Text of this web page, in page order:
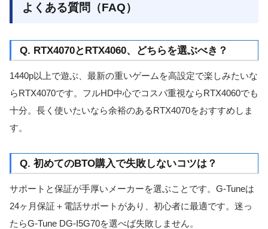
よくある質問（FAQ）
Q. RTX4070とRTX4060、どちらを選ぶべき？
1440p以上で遊ぶ、最新の重いゲームを高設定で楽しみたいな
らRTX4070です。フルHD中心でコスパ重視ならRTX4060でも
十分。長く使いたいなら余裕のあるRTX4070をおすすめしま
す。
Q. 初めてのBTO購入で失敗しないコツは？
サポートと保証が手厚いメーカーを選ぶことです。G-Tuneは
24ヶ月保証＋電話サポートがあり、初心者に最適です。迷っ
たらG-Tune DG-I5G70を選べば失敗しません。